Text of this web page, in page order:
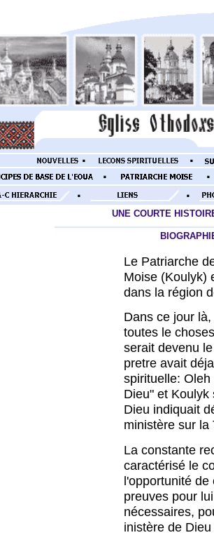
UNE COURTE
Le Patriarche
Moise (Koulyk)
dans la région
Dans ce jour
toutes le
serait devenu
pretre avait
spirituelle:
Dieu" et
Dieu indiquait
ministère sur la
La constante
caractérisé le
l'opportunité
preuves pour
nécessaires,
inistère de